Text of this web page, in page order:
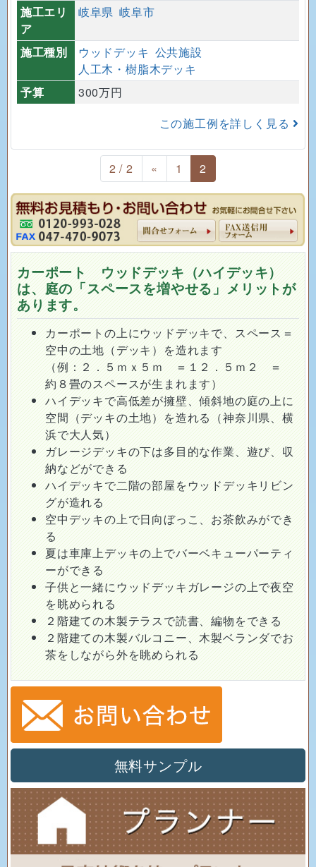
施工エリ
ア
岐阜県 岐阜市
施工種別 ウッドデッキ 公共施設
人工木・樹脂木デッキ
予算
300万円
この施工例を詳しく見る
2 / 2 « 1 2
カーポート ウッドデッキ（ハイデッキ）
は、庭の「スペースを増やせる」メリットが
あります。
カーポートの上にウッドデッキで、スペース＝
空中の土地（デッキ）を造れます
（例：２．５ｍｘ５ｍ ＝１２．５ｍ２ ＝
約８畳のスペースが生まれます）
ハイデッキで高低差が擁壁、傾斜地の庭の上に
空間（デッキの土地）を造れる（神奈川県、横
浜で大人気）
ガレージデッキの下は多目的な作業、遊び、収
納などができる
ハイデッキで二階の部屋をウッドデッキリビン
グが造れる
空中デッキの上で日向ぼっこ、お茶飲みができ
る
夏は車庫上デッキの上でバーベキューパーティ
ーができる
子供と一緒にウッドデッキガレージの上で夜空
を眺められる
２階建ての木製テラスで読書、編物をできる
２階建ての木製バルコニー、木製ベランダでお
茶をしながら外を眺められる
無料サンプル